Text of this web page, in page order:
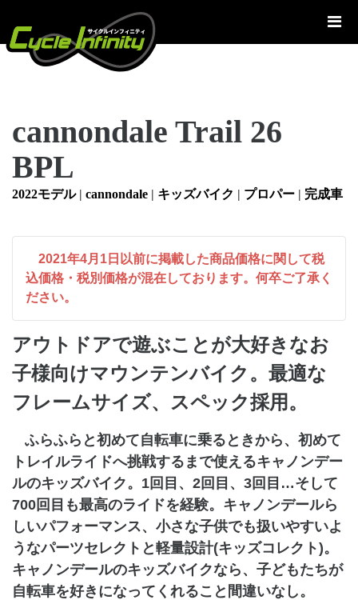
テ
cannondale Trail 26
BPL
2022モデル| cannondale | キッズバイク | プロパー | 完成車
2021年4月1日以前に掲載した商品価格に関して税
込価格・税別価格が混在しております。何卒ご了承く
ださい。
アウトドアで遊ぶことが大好きなお
子様向けマウンテンバイク。最適な
フレームサイズ、スペック採用。
ふらふらと初めて自転車に乗るときから、初めて
トレイルライドへ挑戦するまで使えるキャノンデー
ルのキッズバイク。1回目、2回目、3回目…そして
700回目も最高のライドを経験。キャノンデールら
しいパフォーマンス、小さな子供でも扱いやすいよ
うなパーツセレクトと軽量設計(キッズコレクト)。
キャノンデールのキッズバイクなら、子どもたちが
自転車を好きになってくれること間違いなし。